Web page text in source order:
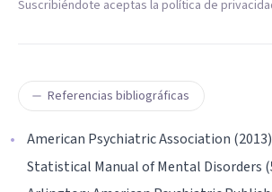
Suscribiéndote aceptas la política de
Referencias bibliográficas
American Psychiatric Association
Statistical Manual of Mental Disorders